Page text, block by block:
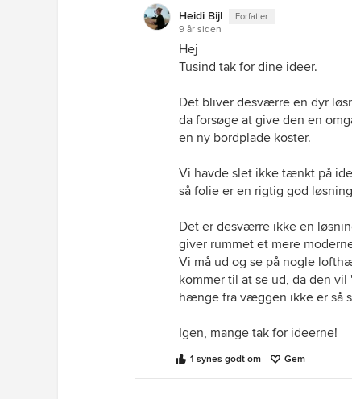
hæfte. Der ville jeg helt klart
hurtigt arbejde. Hvis det er træ,
Du kan se et eksempel på folie
Mht. emhætten: Jeg ville nok
til en okay billig pris, som f.eks.
stedet, tror jeg at den vil
mening. Så er udvalget lidt
En anden løsning er at skille
Heidi Bijl Forfatter
9 år siden
Hej
Tusind tak for dine ideer.
Det bliver desværre en dyr
da forsøge at give den en
en ny bordplade koster.
Vi havde slet ikke tænkt på
så folie er en rigtig god
Det er desværre ikke en
giver rummet et mere
Vi må ud og se på nogle
kommer til at se ud, da den
hænge fra væggen ikke er så
Igen, mange tak for ideerne!
1 synes godt om Gem